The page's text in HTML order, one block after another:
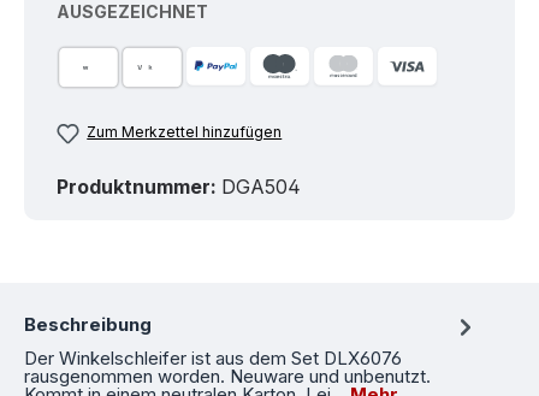
AUSGEZEICHNET
Zum Merkzettel hinzufügen
Produktnummer: DGA504
Beschreibung
Der Winkelschleifer ist aus dem Set DLX6076
rausgenommen worden. Neuware und unbenutzt.